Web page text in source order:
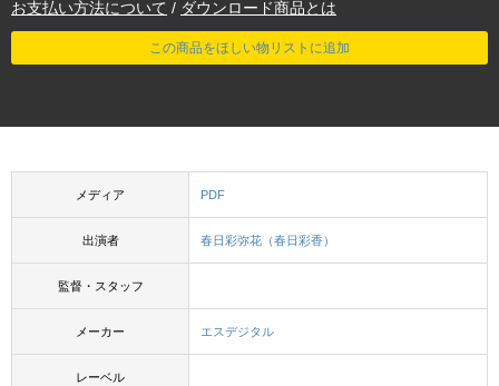
お支払い方法について / ダウンロード商品とは
この商品をほしい物リストに追加
メディア PDF
出演者 春日彩弥花（春日彩香）
監督・スタッフ
メーカー エスデジタル
レーベル